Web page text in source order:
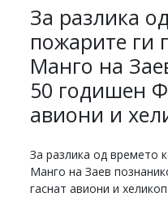
За разлика
пожарите ги
Манго на
50 годишен
авиони и
За разлика од времето
Манго на Заев
гаснат авиони и